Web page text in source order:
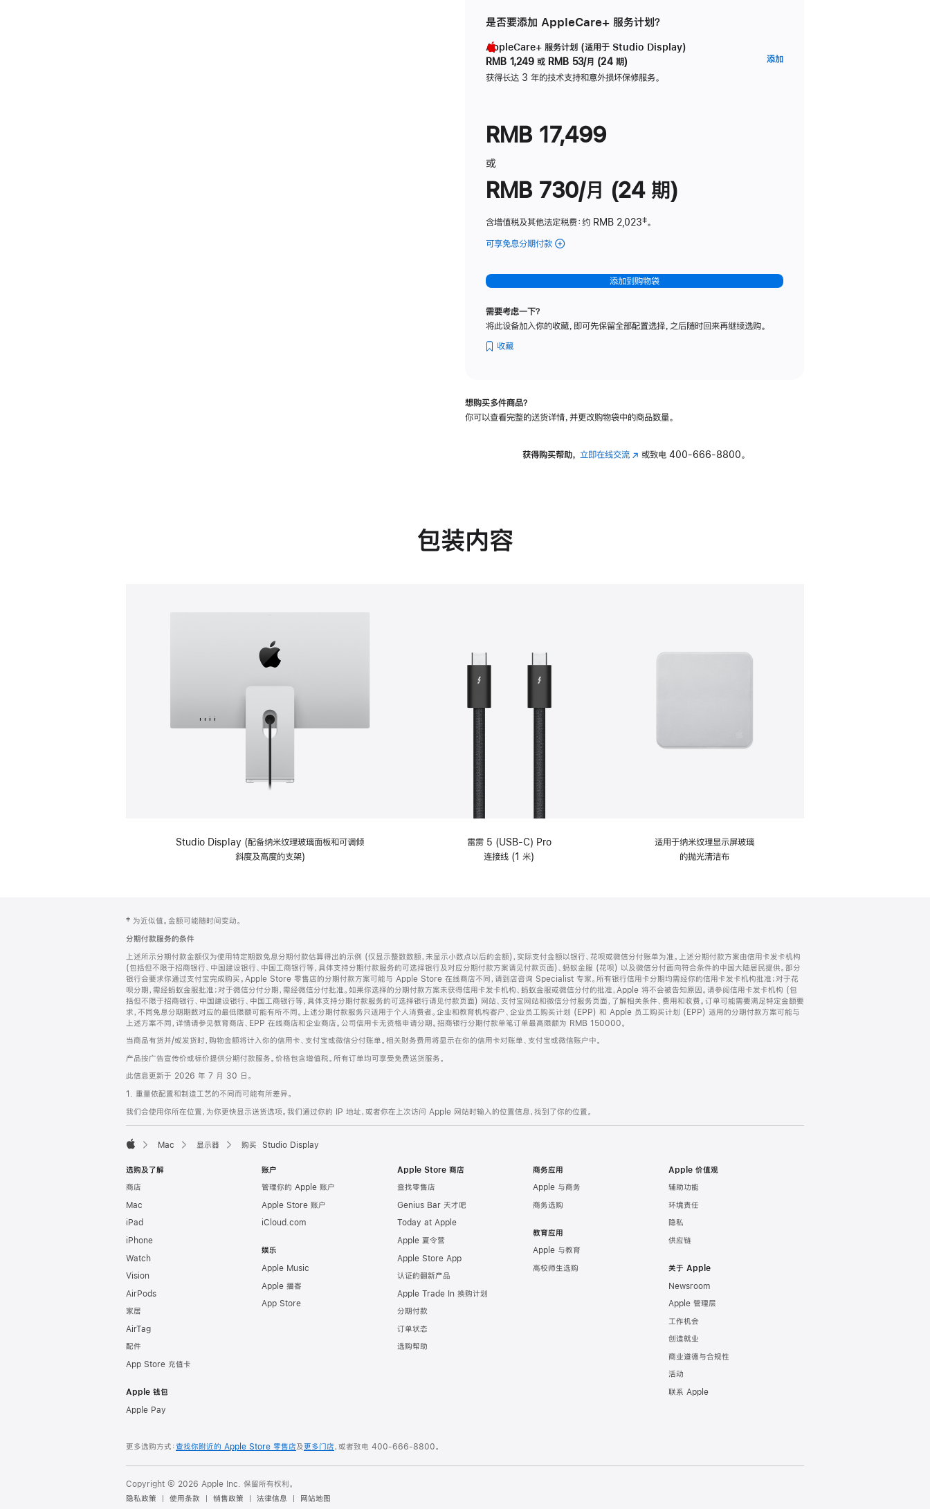
是否要添加 AppleCare+ 服务计划？
AppleCare+ 服务计划 (适用于 Studio Display)
RMB 1,249 或 RMB 53/月 (24 期)
获得长达 3 年的技术支持和意外损坏保修服务。
添加
RMB 17,499
或
RMB 730/月 (24 期)
含增值税及其他法定税费：约 RMB 2,023脚
‡。
可享免息分期付款 (Studio
-
纳
理
可
斜
添加到购物袋
需要考虑一下？
将此设备加入你的收藏，即可先保留全部配置选择，之后随时回来再继续选购。
收藏
想购买多件商品？
你可以查看完整的送货详情，并更改购物袋中的商品数量。
获得购买帮助， 立即在线交流(在 或致电400-666-8800。
包装内容
Studio Display (配备纳米纹理玻璃面板和可调倾
斜度及高度的支架)
雷雳 5 (USB-C) Pro
连接线 (1 米)
适用于纳米纹理显示屏玻璃
的抛光清洁布
页
脚
注
‡ 为近似值。金额可能随时间变动。
分期付款服务的条件
上述所示分期付款金额仅为使用特定期数免息分期付款估算得出的示例 (仅显示整数数额，未显示小数点以后的金额)，实际支付金额以银行、花呗或微信分付账单为准。上述分期付款方案由信用卡发卡机构
(包括但不限于招商银行、中国建设银行、中国工商银行等，具体支持分期付款服务的可选择银行及对应分期付款方案请见付款页面)、蚂蚁金服 (花呗) 以及微信分付面向符合条件的中国大陆居民提供。部分
银行会要求你通过支付宝完成购买。Apple Store 零售店的分期付款方案可能与 Apple Store 在线商店不同，请到店咨询 Specialist 专家。所有银行信用卡分期均需经你的信用卡发卡机构批准；对于花
呗分期，需经蚂蚁金服批准；对于微信分付分期，需经微信分付批准。如果你选择的分期付款方案未获得信用卡发卡机构、蚂蚁金服或微信分付的批准，Apple 将不会被告知原因。请参阅信用卡发卡机构 (包
括但不限于招商银行、中国建设银行、中国工商银行等，具体支持分期付款服务的可选择银行请见付款页面) 网站、支付宝网站和微信分付服务页面，了解相关条件、费用和收费。订单可能需要满足特定金额要
求，不同免息分期期数对应的最低限额可能有所不同。上述分期付款服务只适用于个人消费者。企业和教育机构客户、企业员工购买计划 (EPP) 和 Apple 员工购买计划 (EPP) 适用的分期付款方案可能与
上述方案不同，详情请参见教育商店、EPP 在线商店和企业商店。公司信用卡无资格申请分期。招商银行分期付款单笔订单最高限额为 RMB 150000。
当商品有货并/或发货时，购物金额将计入你的信用卡、支付宝或微信分付账单。相关财务费用将显示在你的信用卡对账单、支付宝或微信账户中。
产品按广告宣传价或标价提供分期付款服务。价格包含增值税。所有订单均可享受免费送货服务。
此信息更新于 2026 年 7 月 30 日。
1. 重量依配置和制造工艺的不同而可能有所差异。
我们会使用你所在位置，为你更快显示送货选项。我们通过你的 IP 地址，或者你在上次访问 Apple 网站时输入的位置信息，找到了你的位置。
Mac 显示器 购买 Studio Display
选购及了解
商店
Mac
iPad
iPhone
Watch
Vision
AirPods
家居
AirTag
配件
App Store 充值卡
Apple 钱包
Apple Pay
账户
管理你的 Apple 账户
Apple Store 账户
iCloud.com
娱乐
Apple Music
Apple 播客
App Store
Apple Store 商店
查找零售店
Genius Bar 天才吧
Today at Apple
Apple 夏令营
Apple Store App
认证的翻新产品
Apple Trade In 换购计划
分期付款
订单状态
选购帮助
商务应用
Apple 与商务
商务选购
教育应用
Apple 与教育
高校师生选购
Apple 价值观
辅助功能
环境责任
隐私
供应链
关于 Apple
Newsroom
Apple 管理层
工作机会
创造就业
商业道德与合规性
活动
联系 Apple
更多选购方式：查找你附近的 Apple Store 零售店及更多门店，或者致电 400-666-8800。
Copyright © 2026 Apple Inc. 保留所有权利。
隐私政策
使用条款 销售政策 法律信息 网站地图